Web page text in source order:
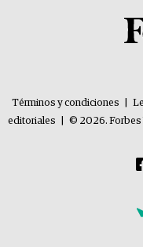
Términos y condiciones
editoriales
© 2026. Forbes